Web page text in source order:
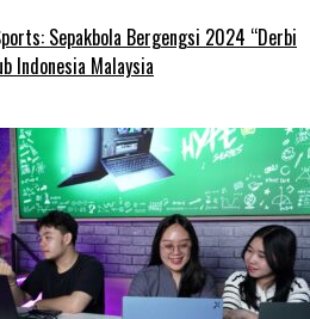
Sepakbola Bergengsi 2024 “Derbi
Indonesia Malaysia